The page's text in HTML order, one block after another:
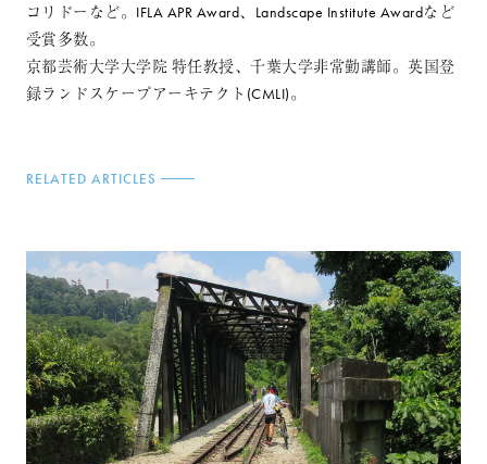
コリドーなど。IFLA APR Award、Landscape Institute Awardなど
受賞多数。
京都芸術大学大学院 特任教授、千葉大学非常勤講師。英国登
録ランドスケープアーキテクト(CMLI)。
RELATED ARTICLES